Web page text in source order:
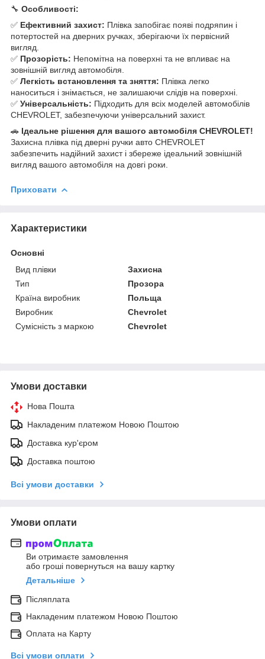
🔧 Особливості:
✅ Ефективний захист: Плівка запобігає появі подряпин і
потертостей на дверних ручках, зберігаючи їх первісний
вигляд.
✅ Прозорість: Непомітна на поверхні та не впливає на
зовнішній вигляд автомобіля.
✅ Легкість встановлення та зняття: Плівка легко
наноситься і знімається, не залишаючи слідів на поверхні.
✅ Універсальність: Підходить для всіх моделей автомобілів
CHEVROLET, забезпечуючи універсальний захист.
🚗 Ідеальне рішення для вашого автомобіля CHEVROLET!
Захисна плівка під дверні ручки авто CHEVROLET
забезпечить надійний захист і збереже ідеальний зовнішній
вигляд вашого автомобіля на довгі роки.
Приховати
Характеристики
Основні
Вид плівки
Захисна
Тип
Прозора
Країна виробник
Польща
Виробник
Chevrolet
Сумісність з маркою
Chevrolet
Умови доставки
Нова Пошта
Накладеним платежом Новою Поштою
Доставка кур'єром
Доставка поштою
Всі умови доставки
Умови оплати
Ви отримаєте замовлення
або гроші повернуться на вашу картку
Детальніше
Післяплата
Накладеним платежом Новою Поштою
Оплата на Карту
Всі умови оплати